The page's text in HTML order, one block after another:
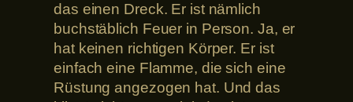
das einen Dreck. Er ist nämlich
buchstäblich Feuer in Person. Ja, er
hat keinen richtigen Körper. Er ist
einfach eine Flamme, die sich eine
Rüstung angezogen hat. Und das